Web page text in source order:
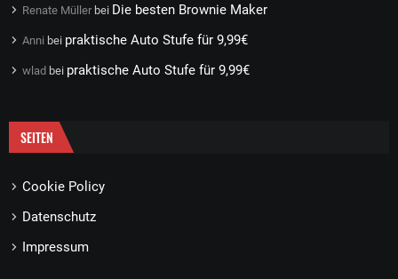
Renate Müller bei Die besten Brownie Maker
Anni bei praktische Auto Stufe für 9,99€
wlad bei praktische Auto Stufe für 9,99€
SEITEN
Cookie Policy
Datenschutz
Impressum